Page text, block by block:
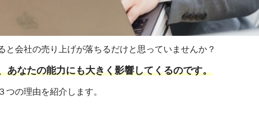
と会社の売り上げが落ちるだけと思っていませんか？
あなたの能力にも大きく影響してくるのです。
つの理由を紹介します。